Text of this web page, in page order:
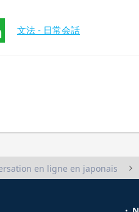
文法 - 日常会話
en ligne en japonais